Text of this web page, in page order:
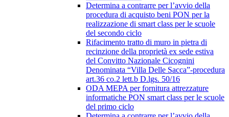
Determina a contrarre per l’avvio della
procedura di acquisto beni PON per la
realizzazione di smart class per le scuole
del secondo ciclo
Rifacimento tratto di muro in pietra di
recinzione della proprietà ex sede estiva
del Convitto Nazionale Cicognini
Denominata “Villa Delle Sacca”-procedura
art.36 co.2 lett.b D.lgs. 50/16
ODA MEPA per fornitura attrezzature
informatiche PON smart class per le scuole
del primo ciclo